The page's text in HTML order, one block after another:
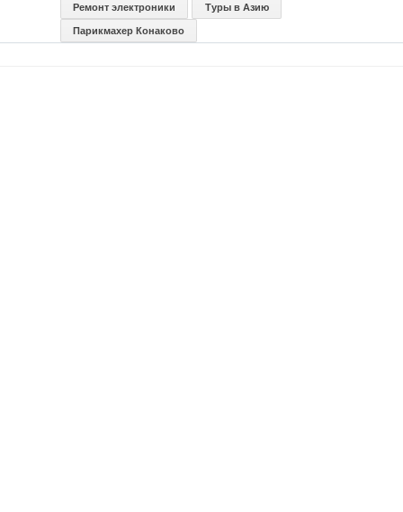
Ремонт электроники Туры в Азию
Парикмахер Конаково